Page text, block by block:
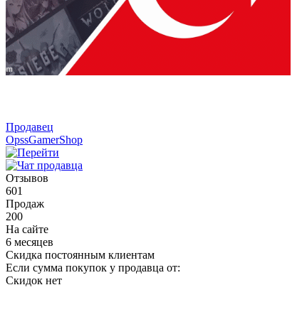
Продавец
OpssGamerShop
Отзывов
601
Продаж
200
На сайте
6 месяцев
Скидка постоянным клиентам
Если сумма покупок у продавца от:
Скидок нет